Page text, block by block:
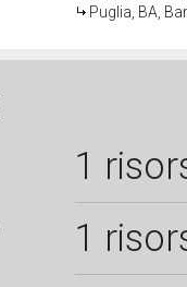
Puglia, BA,
1
1